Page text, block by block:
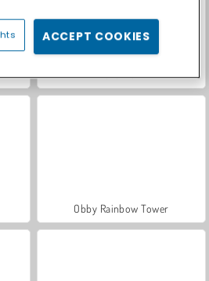
Let's Fish!
Obby Rainbow Tower
ACCEPT COOKIES